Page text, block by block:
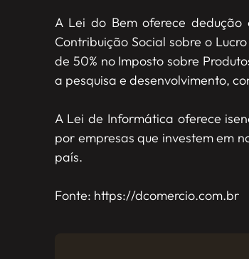
A Lei do Bem oferece dedução
Contribuição Social sobre o
de 50% no Imposto sobre
a pesquisa e desenvolvimento,
A Lei de Informática oferece
por empresas que investem em
país.
Fonte: https://dcomercio.com.br